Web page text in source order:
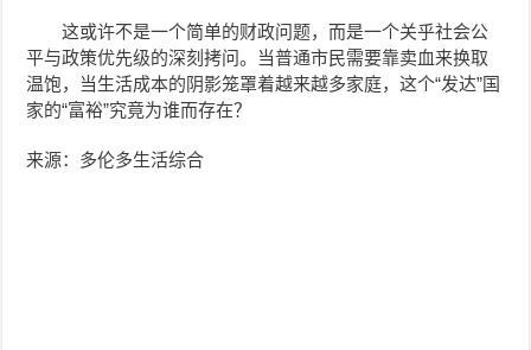
这或许不是一个简单的财政问题，而是一个关乎社会公
平与政策优先级的深刻拷问。当普通市民需要靠卖血来换取
温饱，当生活成本的阴影笼罩着越来越多家庭，这个“发达”国
家的“富裕”究竟为谁而存在？
来源：多伦多生活综合